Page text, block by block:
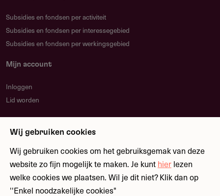
Jachthavenweg 111
1081KM Amsterdam
Nederland
https://www.laudesfoundation.org/
Subsidies en fondsen per activiteit
Subsidies en fondsen per interessegebied
Subsidies en fondsen per werkingsgebied
Mijn account
Inloggen
Lid worden
Blijf op de hoogte over nieuwe regelingen en
fondsen
Meld je aan
Wij gebruiken cookies
Wij gebruiken cookies om het gebruiksgemak van deze
website zo fijn mogelijk te maken. Je kunt hier lezen
welke cookies we plaatsen. Wil je dit niet? Klik dan op
''Enkel noodzakelijke cookies"